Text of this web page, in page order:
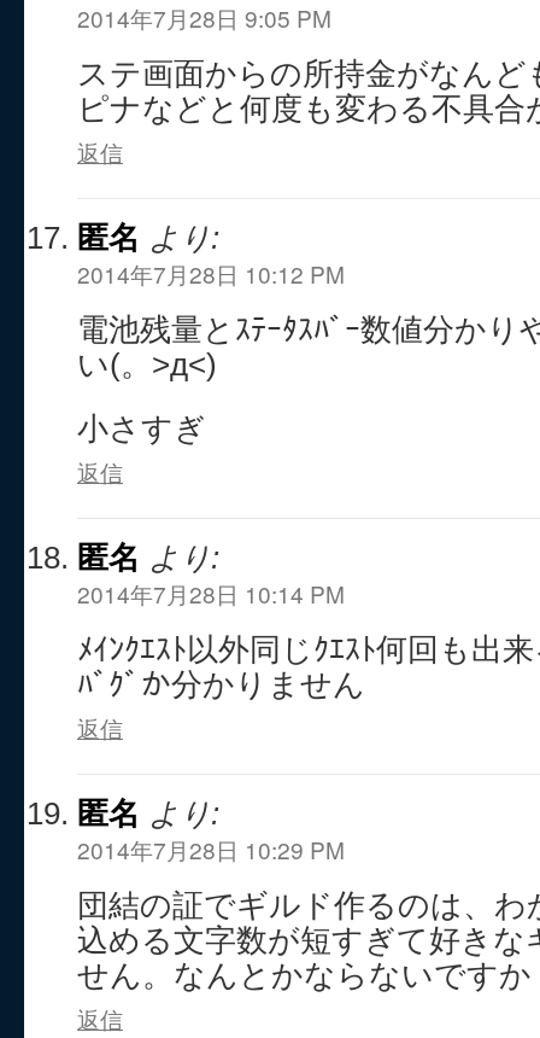
2014年7月28日 9:05 PM
ステ画面からの所持金がなん
ピナなどと何度も変わる不具合
返信
匿名 より:
2014年7月28日 10:12 PM
電池残量とｽﾃｰﾀｽﾊﾞｰ数値分か
い(。>д<)
小さすぎ
返信
匿名 より:
2014年7月28日 10:14 PM
ﾒｲﾝｸｴｽﾄ以外同じｸｴｽﾄ何回も出
ﾊﾞｸﾞか分かりません
返信
匿名 より:
2014年7月28日 10:29 PM
団結の証でギルド作るのは、
込める文字数が短すぎて好きな
せん。なんとかならないですか
返信